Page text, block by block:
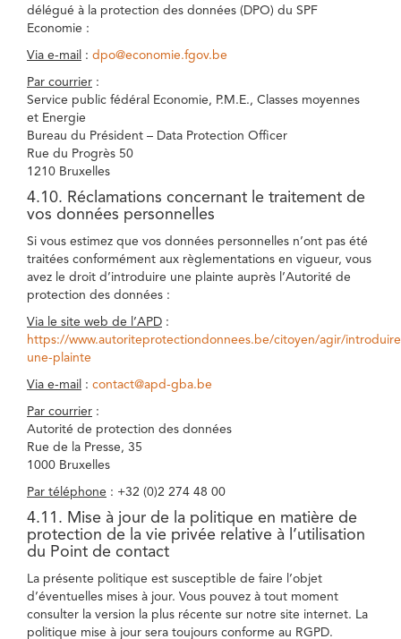
délégué à la protection des données (DPO) du SPF
Economie :
Via e-mail : dpo@economie.fgov.be
Par courrier :
Service public fédéral Economie, P.M.E., Classes moyennes
et Energie
Bureau du Président – Data Protection Officer
Rue du Progrès 50
1210 Bruxelles
4.10. Réclamations concernant le traitement de
vos données personnelles
Si vous estimez que vos données personnelles n’ont pas été
traitées conformément aux règlementations en vigueur, vous
avez le droit d’introduire une plainte auprès l’Autorité de
protection des données :
Via le site web de l’APD :
https://www.autoriteprotectiondonnees.be/citoyen/agir/
une-plainte
Via e-mail : contact@apd-gba.be
Par courrier :
Autorité de protection des données
Rue de la Presse, 35
1000 Bruxelles
Par téléphone : +32 (0)2 274 48 00
4.11. Mise à jour de la politique en matière de
protection de la vie privée relative à l’utilisation
du Point de contact
La présente politique est susceptible de faire l’objet
d’éventuelles mises à jour. Vous pouvez à tout moment
consulter la version la plus récente sur notre site internet. La
politique mise à jour sera toujours conforme au RGPD.